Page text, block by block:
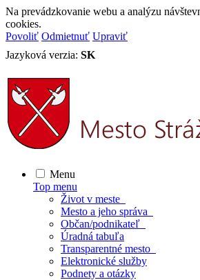
Na prevádzkovanie webu a analýzu
cookies.
Povoliť Odmietnuť Upraviť
Jazyková verzia: SK
Menu
Top menu
Život v meste
Mesto a jeho správa
Občan/podnikateľ
Úradná tabuľa
Transparentné mesto
Elektronické služby
Podnety a otázky